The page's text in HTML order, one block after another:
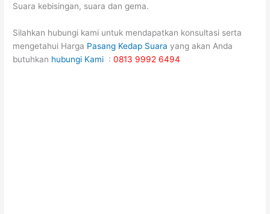
Suara kebisingan, suara dan gema.
Silahkan hubungi kami untuk mendapatkan konsultasi serta
mengetahui Harga Pasang Kedap Suara yang akan Anda
butuhkan hubungi Kami :0813 9992 6494